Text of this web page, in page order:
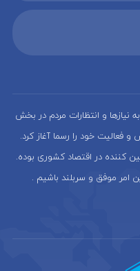
و انتظارات مردم در بخش
کشوری در تير ماه 1394 تاسيس و فعاليت خود را رسما آغاز كرد.
در اقتصاد کشوری بوده.
امر موفق و سربلند باشیم .